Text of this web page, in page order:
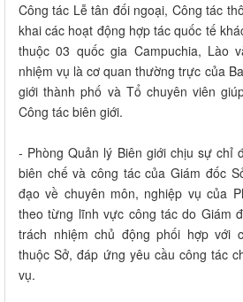
Công tác Lễ tân đối ngoại, Công tác
khai các hoạt động hợp tác quốc tế
thuộc 03 quốc gia Campuchia, Lào
nhiệm vụ là cơ quan thường trực của
giới thành phố và Tổ chuyên viên
Công tác biên giới.
- Phòng Quản lý Biên giới chịu sự chỉ
biên chế và công tác của Giám đốc
đạo về chuyên môn, nghiệp vụ của
theo từng lĩnh vực công tác do Giám
trách nhiệm chủ động phối hợp với
thuộc Sở, đáp ứng yêu cầu công tác
vụ.